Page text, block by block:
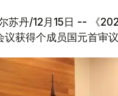
苏丹/12月15日 -- 《
议获得个成员国元首审议